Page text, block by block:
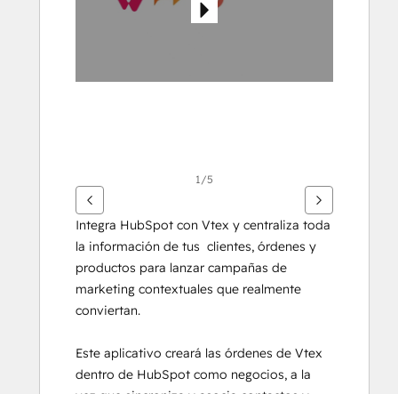
anzuzeigen
1/5
Integra HubSpot con Vtex y centraliza toda
la información de tus  clientes, órdenes y
productos para lanzar campañas de
marketing contextuales que realmente
conviertan.
Este aplicativo creará las órdenes de Vtex
dentro de HubSpot como negocios, a la